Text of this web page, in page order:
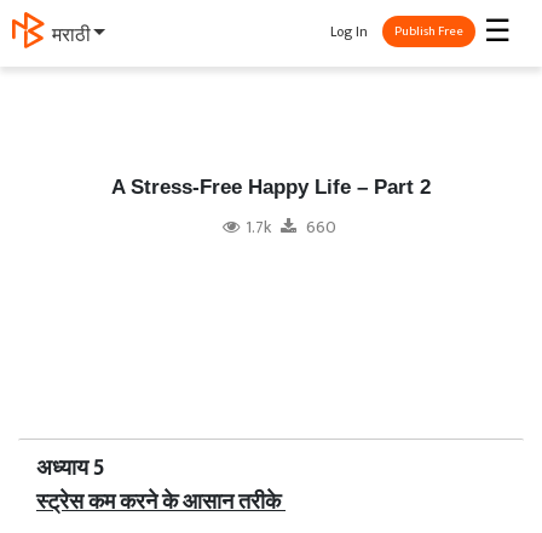
தமிழ் ☰
Log In Publish Free
A Stress-Free Happy Life – Part 2
1.7k 660
अध्याय 5
स्ट्रेस कम करने के आसान तरीके